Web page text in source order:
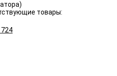
товары: